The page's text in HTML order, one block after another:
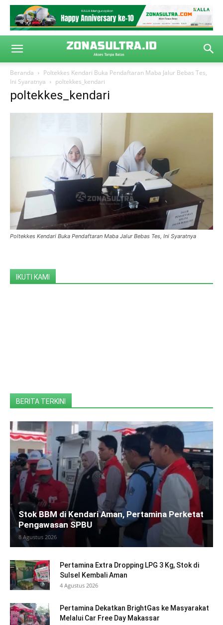
Beranda
Poltekkes Kendari Buka Pendaftaran Maba Jalur Bebas Tes,
Ini Syaratnya
poltekkes_kendari
poltekkes_kendari
Poltekkes Kendari Buka Pendaftaran Maba Jalur Bebas Tes, Ini Syaratnya
IKUTI KAMI
BERITA TERKINI
Stok BBM di Kendari Aman, Pertamina Perketat
Pengawasan SPBU
8 Agustus 2026
Pertamina Extra Dropping LPG 3 Kg, Stok di
Sulsel Kembali Aman
4 Agustus 2026
Pertamina Dekatkan BrightGas ke Masyarakat
Melalui Car Free Day Makassar